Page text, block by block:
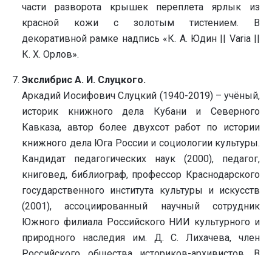
части разворота крышек переплета ярлык из
красной кожи с золотым тистением. В
декоративной рамке надпись «К. А. Юдин || Varia ||
К. Х. Орлов».
Экслибрис А. И. Слуцкого.
Аркадий Иосифович Слуцкий (1940-2019) – учёный,
историк книжного дела Кубани и Северного
Кавказа, автор более двухсот работ по истории
книжного дела Юга России и социологии культуры.
Кандидат педагогических наук (2000), педагог,
книговед, библиограф, профессор Краснодарского
государственного института культуры и искусств
(2001), ассоциированный научный сотрудник
Южного филиала Российского НИИ культурного и
природного наследия им. Д. С. Лихачева, член